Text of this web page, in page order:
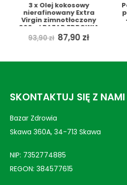
zł.
3 x Olej kokosowy
nierafinowany Extra
Virgin zimnotłoczony
900ml BAZAR ZDROWIA
+ GRATIS
93,90zł Pierwotna
cena
93,90 zł.
87,90 złAktualna
87,90 zł.
SKONTAKTUJ SIĘ Z NAMI
Bazar Zdrowia
Skawa 360A, 34-713 Skawa
NIP: 7352774885
REGON: 384577615